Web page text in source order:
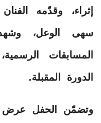
إثراء، وقدّمه
سهى الوعل، وشهد
المسابقات
الدورة المقبلة.
وتضمّن الحفل عرض